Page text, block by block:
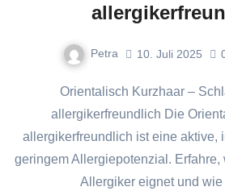
Petra 10. Juli 2025
Orientalisch Kurzhaar – Schlank, sensibel,
allergikerfreundlich Die
allergikerfreundlich ist eine aktive,
geringem Allergiepotenzial. Erfahre,
Allergiker eignet und